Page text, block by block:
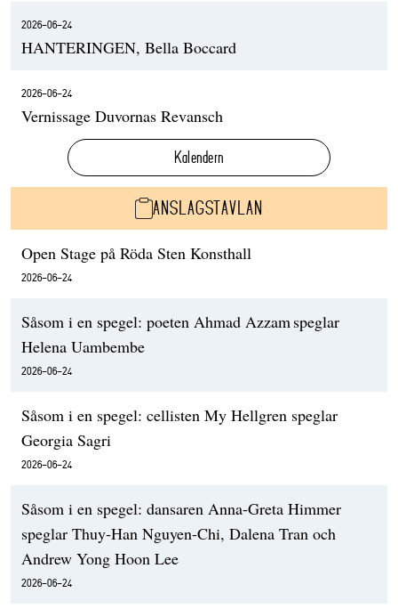
2026-06-24
HANTERINGEN, Bella Boccard
2026-06-24
Vernissage Duvornas Revansch
Kalendern
ANSLAGSTAVLAN
Open Stage på Röda Sten Konsthall
2026-06-24
Såsom i en spegel: poeten Ahmad Azzam speglar
Helena Uambembe
2026-06-24
Såsom i en spegel: cellisten My Hellgren speglar
Georgia Sagri
2026-06-24
Såsom i en spegel: dansaren Anna-Greta Himmer
speglar Thuy-Han Nguyen-Chi, Dalena Tran och
Andrew Yong Hoon Lee
2026-06-24